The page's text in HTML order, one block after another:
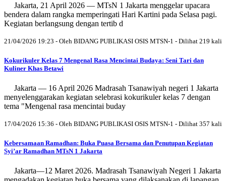
Jakarta, 21 April 2026 — MTsN 1 Jakarta menggelar upacara
bendera dalam rangka memperingati Hari Kartini pada Selasa pagi.
Kegiatan berlangsung dengan tertib d
21/04/2026 19:23 - Oleh BIDANG PUBLIKASI OSIS MTSN-1 - Dilihat 219 kali
Kokurikuler Kelas 7 Mengenal Rasa Mencintai Budaya: Seni Tari dan
Kuliner Khas Betawi
Jakarta — 16 April 2026 Madrasah Tsanawiyah negeri 1 Jakarta
menyelenggarakan kegiatan selebrasi kokurikuler kelas 7 dengan
tema "Mengenal rasa mencintai buday
17/04/2026 15:36 - Oleh BIDANG PUBLIKASI OSIS MTSN-1 - Dilihat 357 kali
Kebersamaan Ramadhan: Buka Puasa Bersama dan Penutupan Kegiatan
Syi’ar Ramadhan MTsN 1 Jakarta
Jakarta—12 Maret 2026. Madrasah Tsanawiyah Negeri 1 Jakarta